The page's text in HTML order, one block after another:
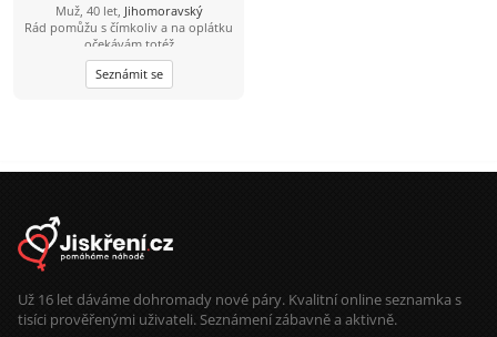
Muž, 40 let, Jihomoravský
Rád pomůžu s čímkoliv a na oplátku
očekávám totéž
Seznámit se
Už 16 let dáváme dohromady nové páry. Kvalitní online seznamka s
tisíci prověřenými uživateli. Seznámení zábavně a aktivně.